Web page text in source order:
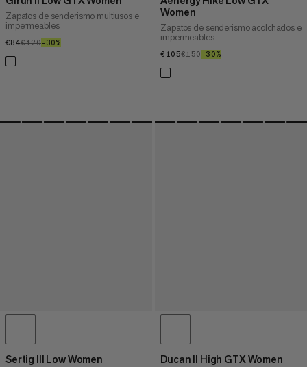
Zapatos de senderismo multiusos e
impermeables
€84€84
€120€120
–30%
Women
Zapatos de senderismo acolchados e
impermeables
€105€105
€150€150
–30%
Sertig III Low Women Ducan II High GTX Women